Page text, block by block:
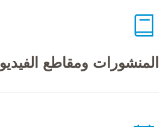
المنشورات ومقاطع الفيديو